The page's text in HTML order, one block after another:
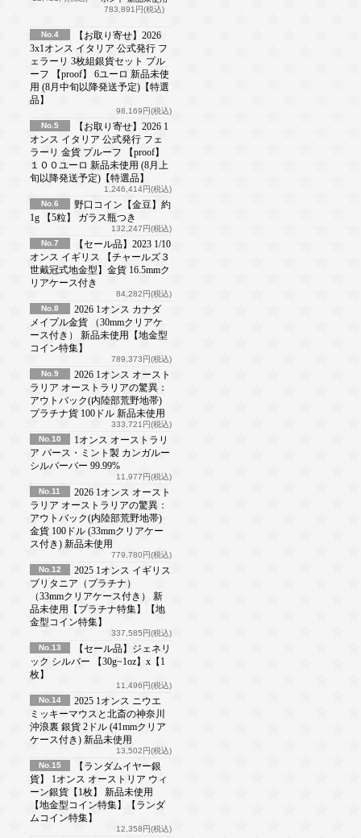
783,891円(税込)
No.4
【お取り寄せ】2026
3x1オンス イタリア 公式発行 フ
ェラーリ 3枚組銀貨セット プル
ーフ 【proof】 6ユーロ 新品未使
用 (8月中旬以降発送予定)【特選
品】
98,169円(税込)
No.5
【お取り寄せ】2026 1
オンス イタリア 公式発行 フェ
ラーリ 金貨 プルーフ 【proof】
１００ユーロ 新品未使用 (8月上
旬以降発送予定)【特選品】
1,246,414円(税込)
No.6
野口コイン【金豆】約
1g 【5粒】 ガラス瓶つき
132,247円(税込)
No.7
【セール品】2023 1/10
オンス イギリス 【チャールズ３
世戴冠式地金型】金貨 16.5mmク
リアケース付き
84,282円(税込)
No.8
2026 1オンス カナダ
メイプル金貨 （30mmクリアケ
ース付き） 新品未使用【地金型
コイン特集】
789,373円(税込)
No.9
2026 1オンス オースト
ラリア オーストラリアの驚異：
アウトバック(内陸部荒野地帯)
プラチナ貨 100ドル 新品未使用
333,721円(税込)
No.10
1オンス オーストラリ
ア パース・ミント製 カンガルー
シルバーバー 99.99%
11,977円(税込)
No.11
2026 1オンス オースト
ラリア オーストラリアの驚異：
アウトバック(内陸部荒野地帯)
金貨 100ドル (33mmクリアケー
ス付き) 新品未使用
779,780円(税込)
No.12
2025 1オンス イギリス
ブリタニア（プラチナ）
（33mmクリアケース付き） 新
品未使用【プラチナ特集】【地
金型コイン特集】
337,585円(税込)
No.13
【セール品】ジェネリ
ック シルバー 【30g~1oz】x【1
枚】
11,496円(税込)
No.14
2025 1オンス ニウエ
ミッキーマウスと北斎の神奈川
沖浪裏 銀貨 2ドル (41mmクリア
ケース付き) 新品未使用
13,502円(税込)
No.15
【ランダムイヤー銀
貨】 1オンス オーストリア ウィ
ーン銀貨【1枚】 新品未使用
【地金型コイン特集】【ランダ
ムコイン特集】
12,358円(税込)